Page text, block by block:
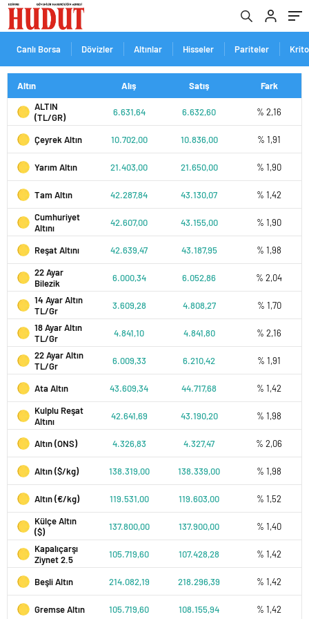
Canlı Borsa Dövizler Altınlar Hisseler Pariteler
Altın Alış Satış
Fark
ALTIN
(TL/GR)
6.631,64 6.632,60 % 2,16
Çeyrek Altın 10.702,00 10.836,00 % 1,91
Yarım Altın 21.403,00 21.650,00 % 1,90
Tam Altın 42.287,84 43.130,07
% 1,42
Cumhuriyet
Altını
42.607,00 43.155,00 % 1,90
Reşat Altını 42.639,47 43.187,95
% 1,98
22 Ayar
Bilezik
6.000,34 6.052,86
% 2,04
14 Ayar Altın
TL/Gr
3.609,28 4.808,27
% 1,70
18 Ayar Altın
TL/Gr
4.841,10 4.841,80
% 2,16
22 Ayar Altın
TL/Gr
6.009,33 6.210,42 % 1,91
Ata Altın 43.609,34 44.717,68
% 1,42
Kulplu Reşat
Altını
42.641,69 43.190,20 % 1,98
Altın (ONS) 4.326,83 4.327,47 % 2,06
Altın ($/kg) 138.319,00 138.339,00 % 1,98
Altın (€/kg) 119.531,00 119.603,00
% 1,52
Külçe Altın
($)
137.800,00 137.900,00
% 1,40
Kapalıçarşı
Ziynet 2.5
105.719,60 107.428,28 % 1,42
Beşli Altın 214.082,19 218.296,39 % 1,42
Gremse Altın 105.719,60 108.155,94 % 1,42